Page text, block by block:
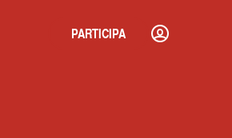
PARTICIPA INICIAR